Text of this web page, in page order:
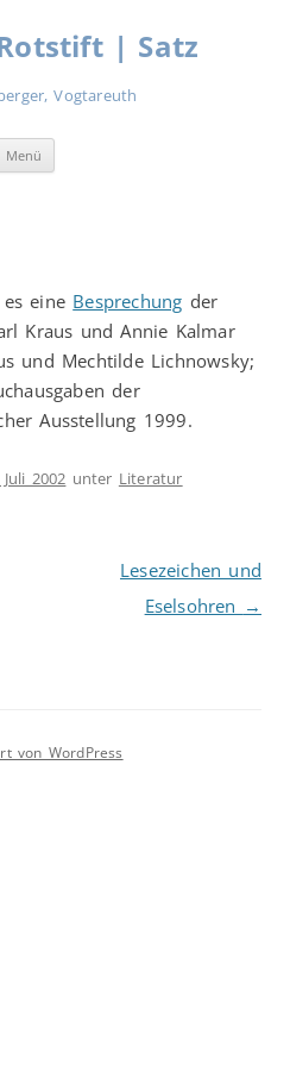
| Satz
Vogtareuth
Menü
eine Besprechung der
Kraus und Annie Kalmar
und Mechtilde Lichnowsky;
der
Ausstellung 1999.
Juli 2002 unter Literatur
Lesezeichen und
Eselsohren →
von WordPress